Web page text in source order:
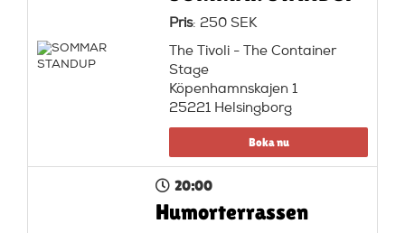
Pris: 250 SEK
The Tivoli - The Container
Stage
Köpenhamnskajen 1
25221 Helsingborg
Boka nu
20:00
Humorterrassen